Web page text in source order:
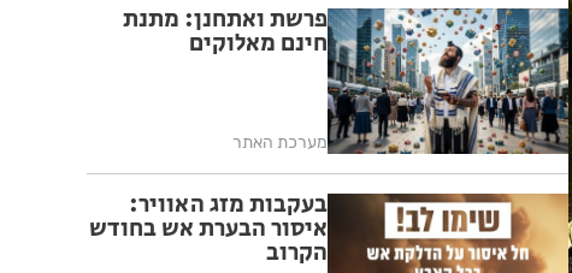
פרשת ואתחנן: מתנת
חינם מאלוקים
מערכת האתר
בעקבות מזג האוויר:
איסור הבערת אש בחודש
הקרוב